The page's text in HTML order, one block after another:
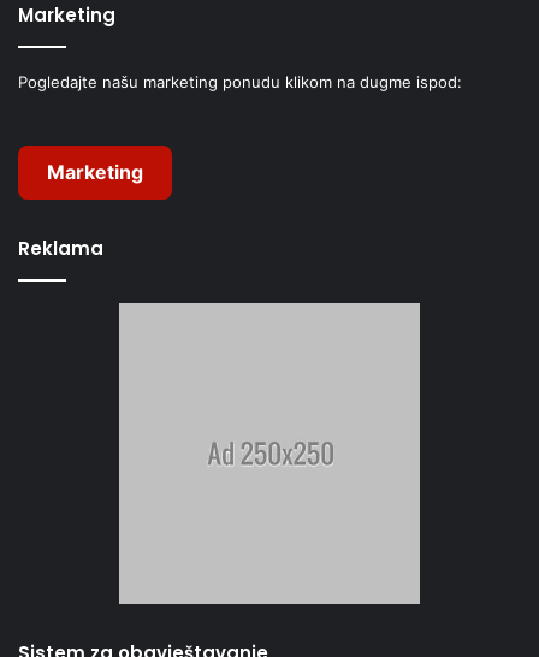
Marketing
Pogledajte našu marketing ponudu klikom na dugme ispod:
Marketing
Reklama